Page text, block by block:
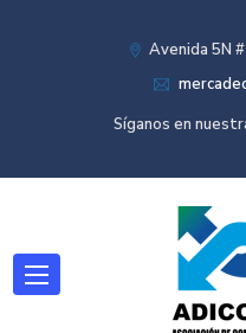
Avenida 5N
Síganos en